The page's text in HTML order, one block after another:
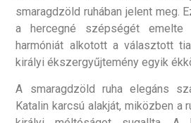
smaragdzöld ruhában jelent meg.
a hercegné szépségét emelte
harmóniát alkotott a választott
királyi ékszergyűjtemény egyik
A smaragdzöld ruha elegáns
Katalin karcsú alakját, miközben a